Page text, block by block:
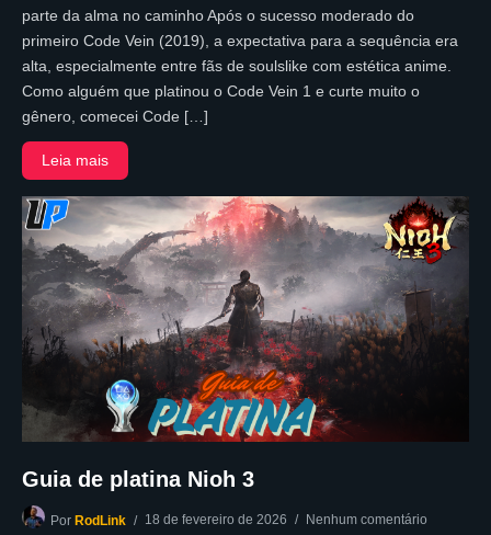
parte da alma no caminho Após o sucesso moderado do
primeiro Code Vein (2019), a expectativa para a sequência era
alta, especialmente entre fãs de soulslike com estética anime.
Como alguém que platinou o Code Vein 1 e curte muito o
gênero, comecei Code […]
Leia mais
Guia de platina Nioh 3
Por RodLink 18 de fevereiro de 2026 Nenhum comentário